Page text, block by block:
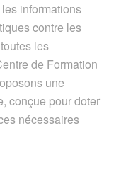
informations
contre les
les
de Formation
une
conçue pour doter
nécessaires